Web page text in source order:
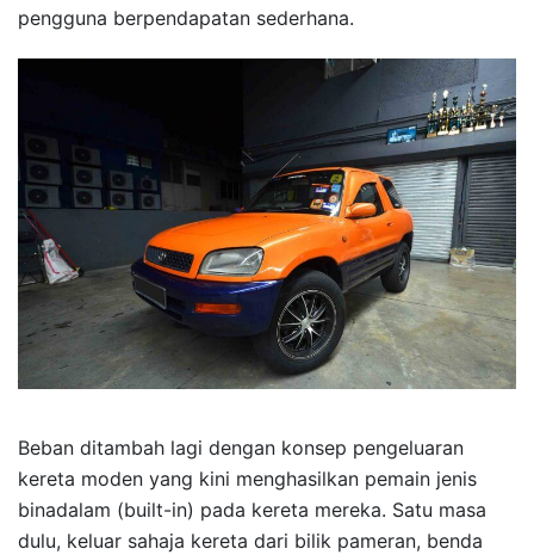
pengguna berpendapatan sederhana.
Beban ditambah lagi dengan konsep pengeluaran
kereta moden yang kini menghasilkan pemain jenis
binadalam (built-in) pada kereta mereka. Satu masa
dulu, keluar sahaja kereta dari bilik pameran, benda